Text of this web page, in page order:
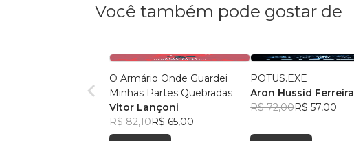
Você também pode gostar de
O Armário Onde Guardei
Minhas Partes Quebradas
Vitor Lançoni
R$ 82,10R$ 65,00
POTUS.EXE
Aron Hussid Ferreira
R$ 72,00R$ 57,00